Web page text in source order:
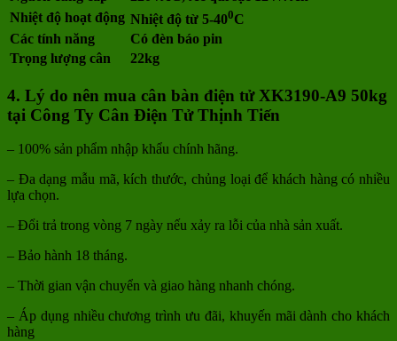
Nhiệt độ hoạt động Nhiệt độ từ 5-400C
Các tính năng
Có đèn báo pin
Trọng lượng cân
22kg
4. Lý do nên mua cân bàn điện tử XK3190-A9 50kg
tại Công Ty Cân Điện Tử Thịnh Tiến
– 100% sản phẩm nhập khẩu chính hãng.
– Đa dạng mẫu mã, kích thước, chủng loại để khách hàng có nhiều
lựa chọn.
– Đổi trả trong vòng 7 ngày nếu xảy ra lỗi của nhà sản xuất.
– Bảo hành 18 tháng.
– Thời gian vận chuyển và giao hàng nhanh chóng.
– Áp dụng nhiều chương trình ưu đãi, khuyến mãi dành cho khách
hàng